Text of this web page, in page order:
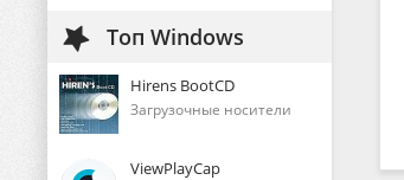
Топ Windows
Hirens BootCD
Загрузочные носители
ViewPlayCap